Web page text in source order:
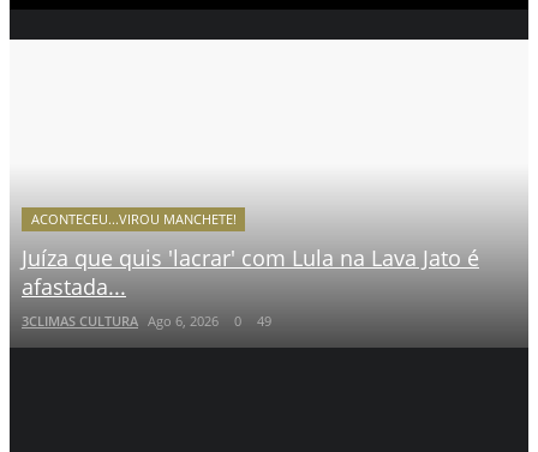
ACONTECEU...VIROU MANCHETE!
Juíza que quis 'lacrar' com Lula na Lava Jato é
afastada...
3CLIMAS CULTURA Ago 6, 2026 0 49